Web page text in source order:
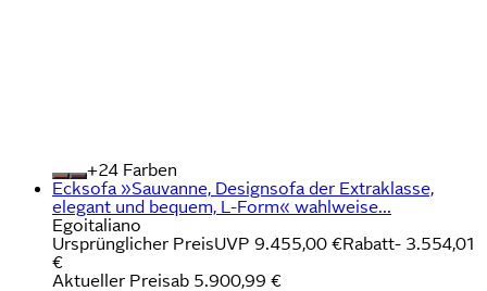
+
Farben
Ecksofa »Sauvanne, Designsofa der Extraklasse,
elegant und bequem, L-Form« wahlweise...
Egoitaliano
Ursprünglicher PreisUVP 9.455,00 €Rabatt- 3.554,01
€
Aktueller Preisab 5.900,99 €